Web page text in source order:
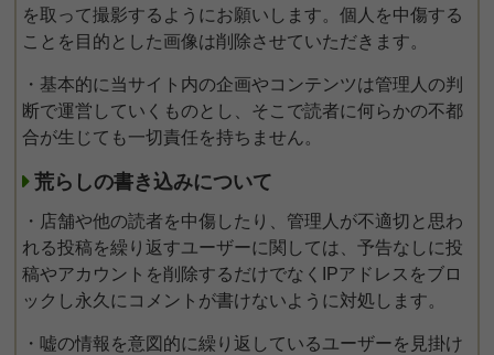
を取って撮影するようにお願いします。個人を中傷する
ことを目的とした画像は削除させていただきます。
・基本的に当サイト内の企画やコンテンツは管理人の判
断で運営していくものとし、そこで読者に何らかの不都
合が生じても一切責任を持ちません。
荒らしの書き込みについて
・店舗や他の読者を中傷したり、管理人が不適切と思わ
れる投稿を繰り返すユーザーに関しては、予告なしに投
稿やアカウントを削除するだけでなくIPアドレスをブロ
ックし永久にコメントが書けないように対処します。
・嘘の情報を意図的に繰り返しているユーザーを見掛け